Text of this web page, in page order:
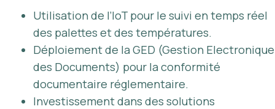
Utilisation de l’IoT pour le suivi en temps réel
des palettes et des températures.
Déploiement de la GED (Gestion Electronique
des Documents) pour la conformité
documentaire réglementaire.
Investissement dans des solutions